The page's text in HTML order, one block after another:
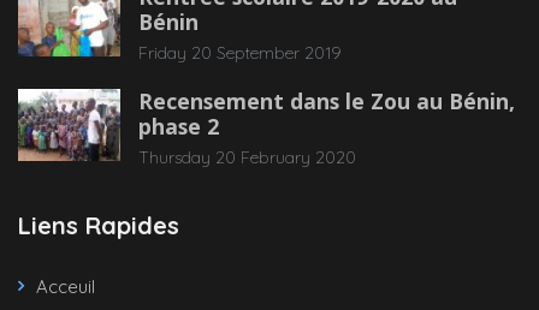
Bénin
Friday 20 September 2019
Recensement dans le Zou au Bénin,
phase 2
Thursday 20 February 2020
Liens Rapides
Acceuil